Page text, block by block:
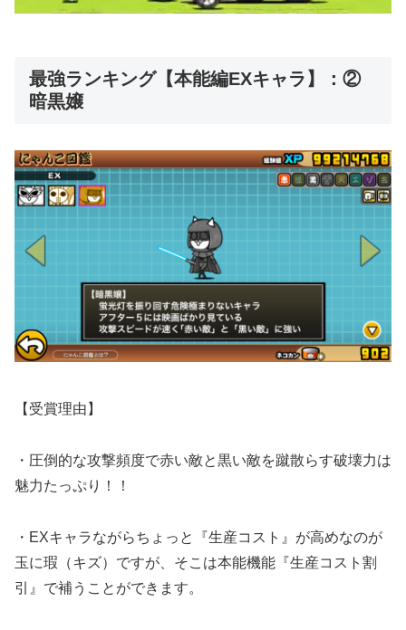
最強ランキング【本能編EXキャラ】：②
暗黒嬢
【受賞理由】
・圧倒的な攻撃頻度で赤い敵と黒い敵を蹴散らす破壊力は
魅力たっぷり！！
・EXキャラながらちょっと『生産コスト』が高めなのが
玉に瑕（キズ）ですが、そこは本能機能『生産コスト割
引』で補うことができます。